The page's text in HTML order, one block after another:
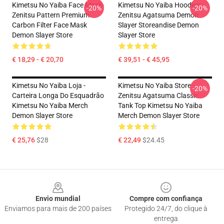
Kimetsu No Yaiba Face Mask-
Zenitsu Pattern Premium
Carbon Filter Face Mask
Demon Slayer Store
€ 18,29 - € 20,70
-20%
Kimetsu No Yaiba Hoodies -
Zenitsu Agatsuma Demon
Slayer Storeandise Demon
Slayer Store
€ 39,51 - € 45,95
-20%
Kimetsu No Yaiba Loja -
Carteira Longa Do Esquadrão
Kimetsu No Yaiba Merch
Demon Slayer Store
€ 25,76$28
Kimetsu No Yaiba Store -
Zenitsu Agatsuma Classic
Tank Top Kimetsu No Yaiba
Merch Demon Slayer Store
€ 22,49$24.45
-20%
Envio mundial
Enviamos para mais de 200 países
Compre com confiança
Protegido 24/7, do clique à
entrega